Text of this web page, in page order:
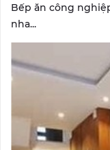
Bếp ăn công
nha...